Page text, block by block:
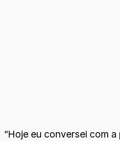
“Hoje eu conversei com